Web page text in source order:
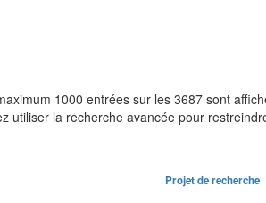
1000 entrées sur les 3687 sont
utiliser la recherche avancée pour
Projet de recherche